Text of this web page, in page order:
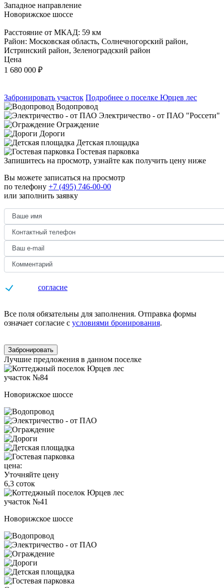
Западное направление
Новорижское шоссе
Расстояние от МКАД: 59 км
Район: Московская область, Солнечногорский район,
Истринский район, Зеленоградский район
Цена
1 680 000 ₽
Забронировать участок Подробнее о поселке Юрцев лес
Водопровод
Электричество - от ПАО "Россети"
Ограждение
Дороги
Детская площадка
Гостевая парковка
Запишитесь на просмотр, узнайте как получить цену ниже
Вы можете записаться на просмотр
по телефону +7 (495) 746-00-00
или заполнить заявку
согласие
Все поля обязательны для заполнения. Отправка формы
означает согласие с условиями бронирования.
Забронировать
Лучшие предложения в данном поселке
участок №84
Новорижское шоссе
цена:
Уточняйте цену
6,3 соток
участок №41
Новорижское шоссе